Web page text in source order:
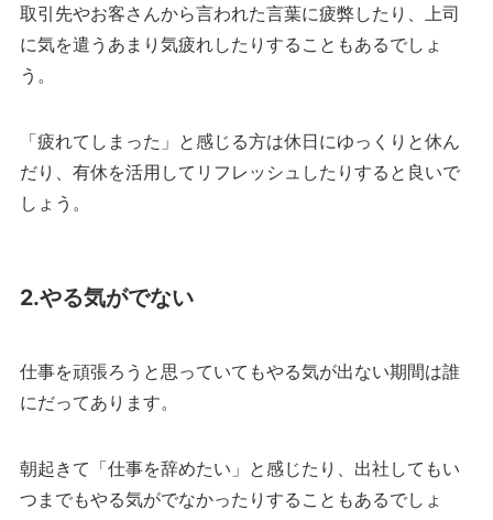
取引先やお客さんから言われた言葉に疲弊したり、上司
に気を遣うあまり気疲れしたりすることもあるでしょ
う。
「疲れてしまった」と感じる方は休日にゆっくりと休ん
だり、有休を活用してリフレッシュしたりすると良いで
しょう。
2.やる気がでない
仕事を頑張ろうと思っていてもやる気が出ない期間は誰
にだってあります。
朝起きて「仕事を辞めたい」と感じたり、出社してもい
つまでもやる気がでなかったりすることもあるでしょ